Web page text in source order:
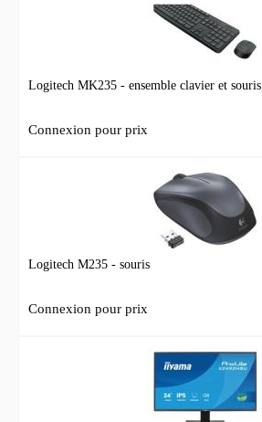
Logitech MK235 - ensemble clavier et souris
Connexion pour prix
Logitech M235 - souris
Connexion pour prix